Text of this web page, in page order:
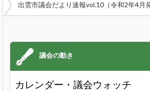
出雲市議会だより速報vol.10（令和2年4月
カレンダー・議会ウォッチ